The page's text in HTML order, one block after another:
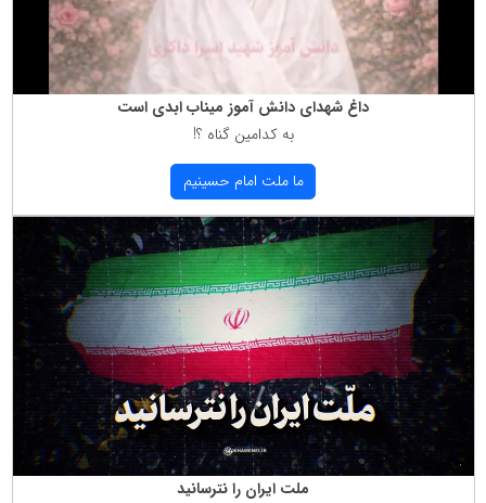
داغ شهدای دانش آموز میناب ابدی است
به كدامین گناه ؟!
ما ملت امام حسینیم
ملت ایران را نترسانید